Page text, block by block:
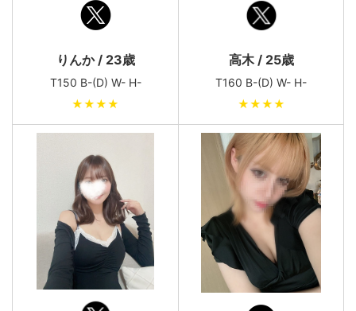
りんか / 23歳
T150 B-(D) W- H-
★★★★
高木 / 25歳
T160 B-(D) W- H-
★★★★